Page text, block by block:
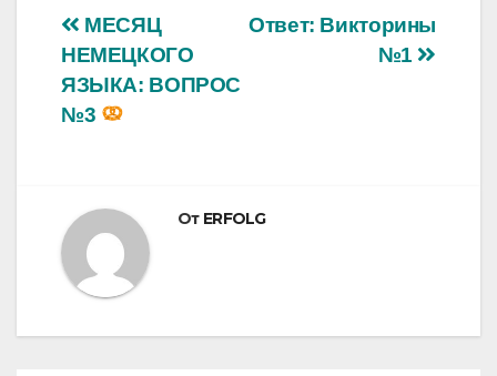
Навигация
по
записям
Ответ: Викторины
№1
МЕСЯЦ
НЕМЕЦКОГО
ЯЗЫКА: ВОПРОС
№3
От ERFOLG